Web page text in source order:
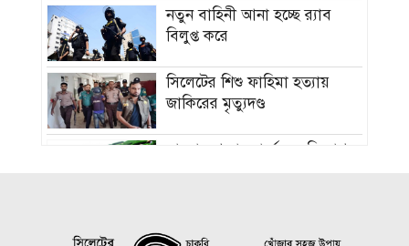
নতুন বাহিনী আনা হচ্ছে র‍্যাব
বিলুপ্ত করে
সিলেটের শিশু ফাহিমা হত্যায়
জাকিরের মৃত্যুদণ্ড
বাংলাদেশ চা বোর্ডে বড় নিয়োগ